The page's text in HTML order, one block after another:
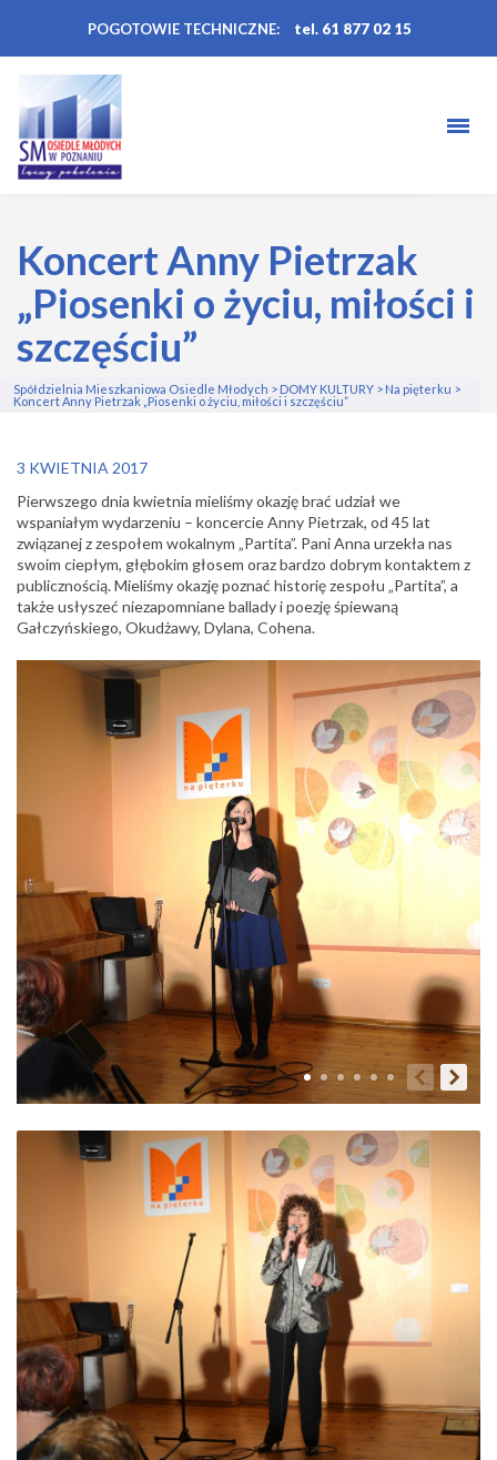
POGOTOWIE TECHNICZNE: tel. 61 877 02 15
Koncert Anny Pietrzak
„Piosenki o życiu, miłości i
szczęściu”
Spółdzielnia Mieszkaniowa Osiedle Młodych > DOMY KULTURY > Na pięterku >
Koncert Anny Pietrzak „Piosenki o życiu, miłości i szczęściu”
3 KWIETNIA 2017
Pierwszego dnia kwietnia mieliśmy okazję brać udział we
wspaniałym wydarzeniu – koncercie Anny Pietrzak, od 45 lat
związanej z zespołem wokalnym „Partita”. Pani Anna urzekła nas
swoim ciepłym, głębokim głosem oraz bardzo dobrym kontaktem z
publicznością. Mieliśmy okazję poznać historię zespołu „Partita”, a
także usłyszeć niezapomniane ballady i poezję śpiewaną
Gałczyńskiego, Okudżawy, Dylana, Cohena.